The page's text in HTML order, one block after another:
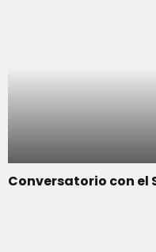
Conversatorio con el